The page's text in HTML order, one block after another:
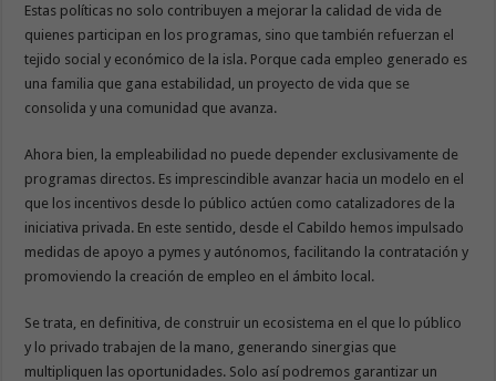
Estas políticas no solo contribuyen a mejorar la calidad de vida de
quienes participan en los programas, sino que también refuerzan el
tejido social y económico de la isla. Porque cada empleo generado es
una familia que gana estabilidad, un proyecto de vida que se
consolida y una comunidad que avanza.
Ahora bien, la empleabilidad no puede depender exclusivamente de
programas directos. Es imprescindible avanzar hacia un modelo en el
que los incentivos desde lo público actúen como catalizadores de la
iniciativa privada. En este sentido, desde el Cabildo hemos impulsado
medidas de apoyo a pymes y autónomos, facilitando la contratación y
promoviendo la creación de empleo en el ámbito local.
Se trata, en definitiva, de construir un ecosistema en el que lo público
y lo privado trabajen de la mano, generando sinergias que
multipliquen las oportunidades. Solo así podremos garantizar un